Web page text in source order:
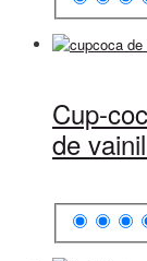
Cup-
de